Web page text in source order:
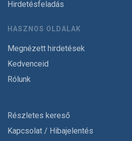
Hirdetésfeladás
HASZNOS OLDALAK
Megnézett hirdetések
Kedvenceid
Rólunk
Részletes kereső
Kapcsolat / Hibajelentés